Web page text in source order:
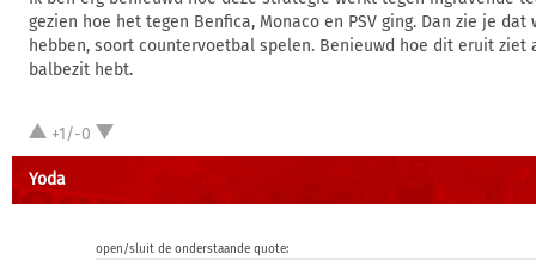
gezien hoe het tegen Benfica, Monaco en PSV ging. Dan zie je
hebben, soort countervoetbal spelen. Benieuwd hoe dit eruit ziet
balbezit hebt.
+1/-0
Yoda
open/sluit de onderstaande quote: